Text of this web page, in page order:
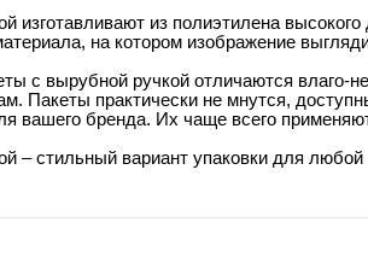
изготавливают из полиэтилена
на котором изображение
с вырубной ручкой отличаются влаго-
Пакеты практически не мнутся,
вашего бренда. Их чаще всего
– стильный вариант упаковки для любой